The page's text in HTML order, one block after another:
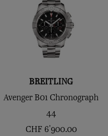
BREITLING
Avenger B01 Chronograph
44
CHF 6'900.00